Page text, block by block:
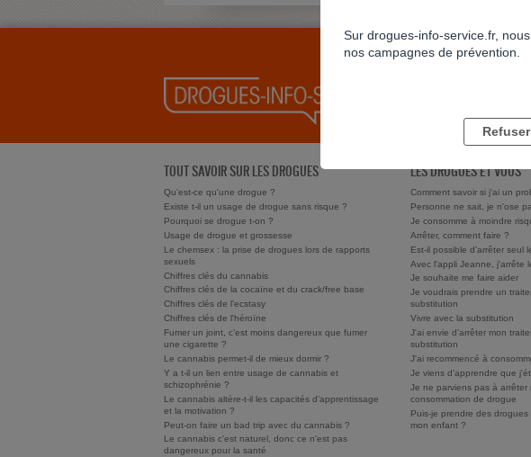
TOUT SAVOIR SUR LES DROGUES
Qu'est-ce qu'une drogue ?
Existe t-il un usage de drogue sans risque ?
Pourquoi se drogue t-on ?
Usage de drogue et grossesse
Le chemsex : la prise de drogues lors de rapports
sexuels
Chiffres clés du cannabis
Chiffres clés de la cocaïne et du crack/free base
Chiffres clés de l'ecstasy
Chiffres clés de l'héroïne
Fumer un joint, c’est moins dangereux que fumer
une cigarette ?
Le cannabis permet-il de mieux dormir ?
Y a t-il un lien entre usage de cannabis et
schizophrénie ?
Le cannabis altère-t-il les capacités d'apprentissage
et la motivation ?
Peut-on faire un bad trip avec du cannabis ?
Le cannabis c'est naturel, donc ce n'est pas
dangereux pour la santé
LES DROGUES ET VOUS
Comment savoir si j'ai un
Personne ne sait, je n'ose
Je consomme à moindre
Arrêter, comment faire ?
Est-il possible d'arrêter seul
Avec l'appli Jeanne, j'arrête
Je souhaite me faire aider
Je voudrais prendre un
substitution
Vivre avec la substitution
J'ai envie d'arrêter mon
substitution
J'ai recommencé à
Je viens d'apprendre que
Je ne parviens pas à arrêter
consommation de drogue
Puis-je prendre des drogues
mon enfant ?
Sur drogues-info-service.fr,
nos campagnes de prévention.
Refuser